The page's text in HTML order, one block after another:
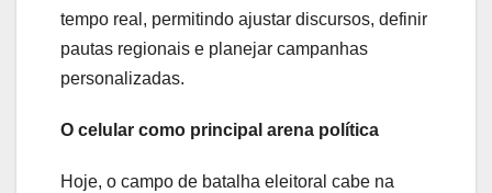
tempo real, permitindo ajustar discursos, definir
pautas regionais e planejar campanhas
personalizadas.
O celular como principal arena política
Hoje, o campo de batalha eleitoral cabe na